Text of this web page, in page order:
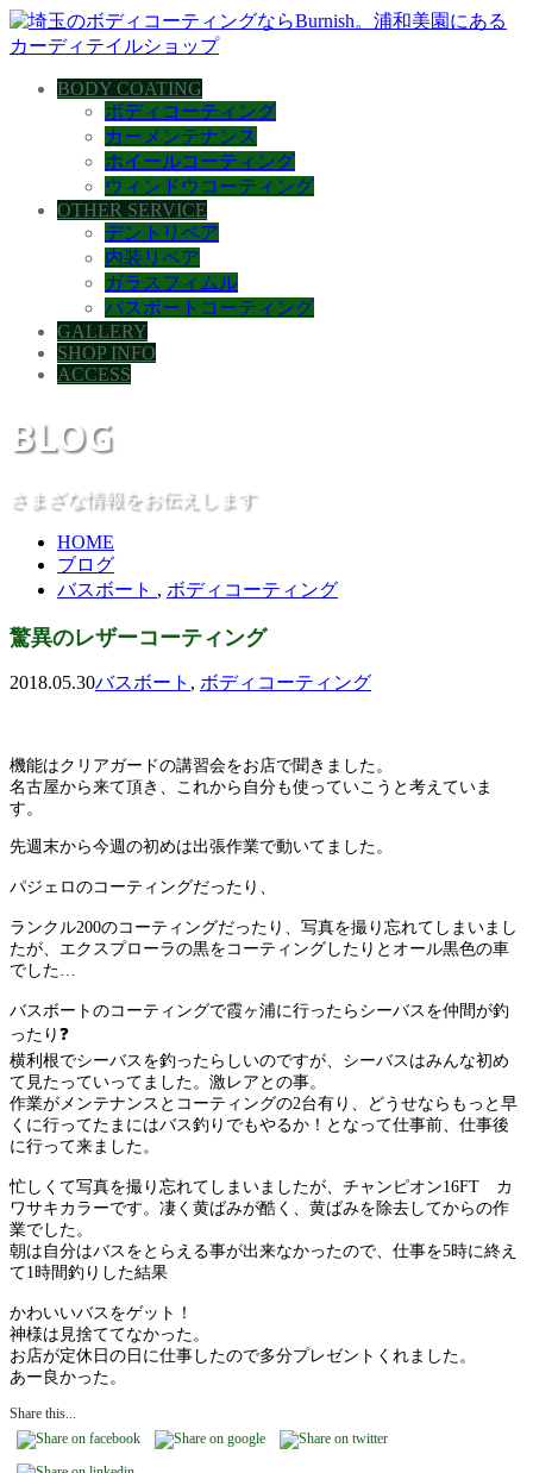
BODY COATING
ボディコーティング
カーメンテナンス
ホイールコーティング
ウィンドウコーティング
OTHER SERVICE
デントリペア
内装リペア
ガラスフィムル
バスボートコーティング
GALLERY
SHOP INFO
ACCESS
BLOG
さまざな情報をお伝えします
HOME
ブログ
バスボート , ボディコーティング
驚異のレザーコーティング
2018.05.30バスボート , ボディコーティング
機能はクリアガードの講習会をお店で聞きました。
名古屋から来て頂き、これから自分も使っていこうと考えていま
す。
先週末から今週の初めは出張作業で動いてました。
パジェロのコーティングだったり、
ランクル200のコーティングだったり、写真を撮り忘れてしまいまし
たが、エクスプローラの黒をコーティングしたりとオール黒色の車
でした…
バスボートのコーティングで霞ヶ浦に行ったらシーバスを仲間が釣
ったり❓
横利根でシーバスを釣ったらしいのですが、シーバスはみんな初め
て見たっていってました。激レアとの事。
作業がメンテナンスとコーティングの2台有り、どうせならもっと早
くに行ってたまにはバス釣りでもやるか！となって仕事前、仕事後
に行って来ました。
忙しくて写真を撮り忘れてしまいましたが、チャンピオン16FT カ
ワサキカラーです。凄く黄ばみが酷く、黄ばみを除去してからの作
業でした。
朝は自分はバスをとらえる事が出来なかったので、仕事を5時に終え
て1時間釣りした結果
かわいいバスをゲット！
神様は見捨ててなかった。
お店が定休日の日に仕事したので多分プレゼントくれました。
あー良かった。
Share this...